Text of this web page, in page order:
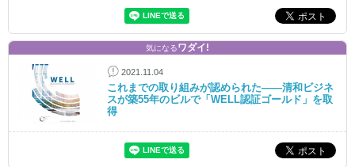
気になるワダイ!
2021.11.04
これまでの取り組みが認められた――清和ビジネ
スが築55年のビルで「WELL認証ゴールド」を取
得